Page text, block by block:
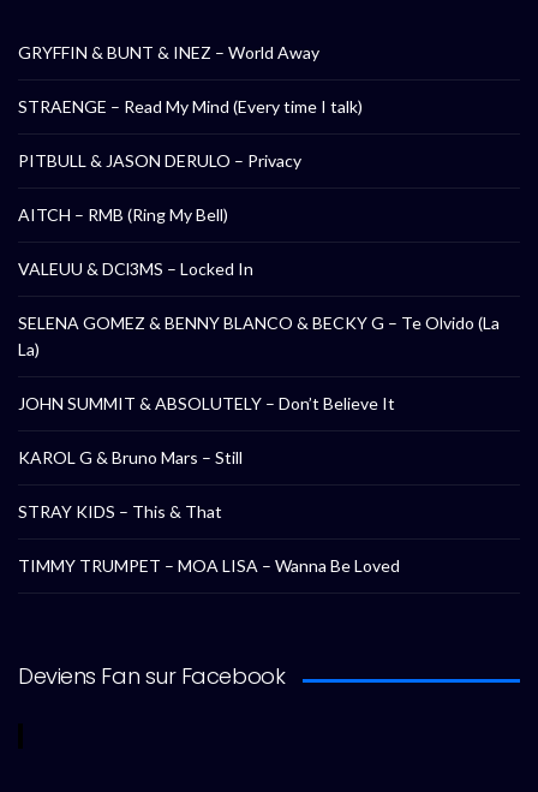
GRYFFIN & BUNT & INEZ – World Away
STRAENGE – Read My Mind (Every time I talk)
PITBULL & JASON DERULO – Privacy
AITCH – RMB (Ring My Bell)
VALEUU & DCl3MS – Locked In
SELENA GOMEZ & BENNY BLANCO & BECKY G – Te Olvido (La
La)
JOHN SUMMIT & ABSOLUTELY – Don’t Believe It
KAROL G & Bruno Mars – Still
STRAY KIDS – This & That
TIMMY TRUMPET – MOA LISA – Wanna Be Loved
Deviens Fan sur Facebook